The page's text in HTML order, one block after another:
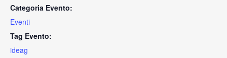
Categoria Evento:
Eventi
Tag Evento:
ideag